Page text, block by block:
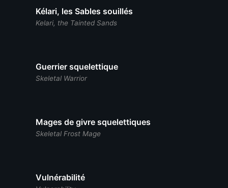
Kélari, les Sables souillés
Kelari, the Tainted Sands
Guerrier squelettique
Skeletal Warrior
Mages de givre squelettiques
Skeletal Frost Mage
Vulnérabilité